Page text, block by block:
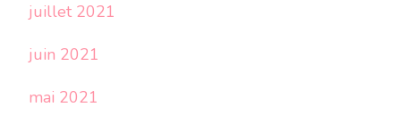
juillet 2021
juin 2021
mai 2021